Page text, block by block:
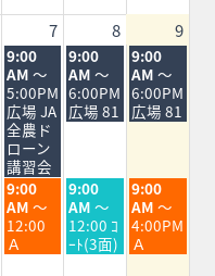
2026
7 8 9
金
曜
日,
8
月
7th
2026
9:00
AM ～
5:00PM
広場 JA
全農ド
ローン
講習会
土
曜
日,
8
月
9:00
AM ～
6:00PM
広場 81
日
曜
日,
8
月
9:00
AM ～
6:00PM
広場 81
金
曜
日,
8
月
9:00
AM ～
12:00
Ａ
土
曜
日,
8
月
9:00
AM ～
12:00 ｺ
ｰﾄ(3面)
日
曜
日,
8
月
9:00
AM ～
4:00PM
Ａ